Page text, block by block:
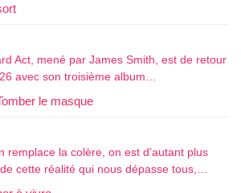
Act, mené par James Smith, est de retour
avec son troisième album…
le masque
remplace la colère, on est d’autant plus
cette réalité qui nous dépasse tous,…